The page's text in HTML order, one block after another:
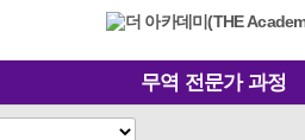
무역 전문가 과정